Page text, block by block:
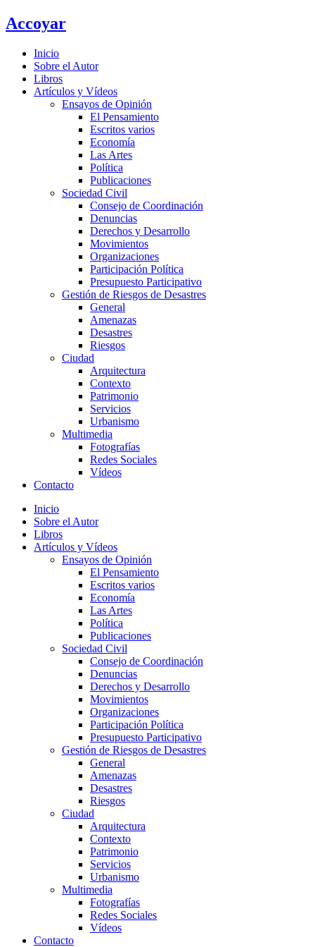
Ir
al
Accoyar
Inicio
Sobre el Autor
Libros
Artículos y Vídeos
Ensayos de Opinión
El Pensamiento
Escritos varios
Economía
Las Artes
Política
Publicaciones
Sociedad Civil
Consejo de Coordinación
Denuncias
Derechos y Desarrollo
Movimientos
Organizaciones
Participación Política
Presupuesto Participativo
Gestión de Riesgos de Desastres
General
Amenazas
Desastres
Riesgos
Ciudad
Arquitectura
Contexto
Patrimonio
Servicios
Urbanismo
Multimedia
Fotografías
Redes Sociales
Vídeos
Contacto
Inicio
Sobre el Autor
Libros
Artículos y Vídeos
Ensayos de Opinión
El Pensamiento
Escritos varios
Economía
Las Artes
Política
Publicaciones
Sociedad Civil
Consejo de Coordinación
Denuncias
Derechos y Desarrollo
Movimientos
Organizaciones
Participación Política
Presupuesto Participativo
Gestión de Riesgos de Desastres
General
Amenazas
Desastres
Riesgos
Ciudad
Arquitectura
Contexto
Patrimonio
Servicios
Urbanismo
Multimedia
Fotografías
Redes Sociales
Vídeos
Contacto